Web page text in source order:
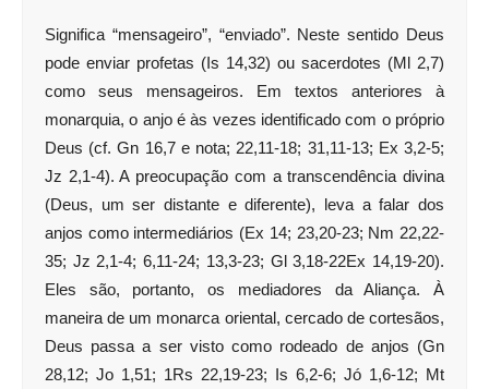
Significa “mensageiro”, “enviado”. Neste sentido Deus
pode enviar profetas (Is 14,32) ou sacerdotes (Ml 2,7)
como seus mensageiros. Em textos anteriores à
monarquia, o anjo é às vezes identificado com o próprio
Deus (cf. Gn 16,7 e nota; 22,11-18; 31,11-13; Ex 3,2-5;
Jz 2,1-4). A preocupação com a transcendência divina
(Deus, um ser distante e diferente), leva a falar dos
anjos como intermediários (Ex 14; 23,20-23; Nm 22,22-
35; Jz 2,1-4; 6,11-24; 13,3-23; Gl 3,18-22Ex 14,19-20).
Eles são, portanto, os mediadores da Aliança. À
maneira de um monarca oriental, cercado de cortesãos,
Deus passa a ser visto como rodeado de anjos (Gn
28,12; Jo 1,51; 1Rs 22,19-23; Is 6,2-6; Jó 1,6-12; Mt